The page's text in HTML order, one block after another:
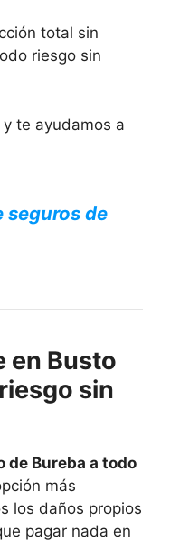
total sin
riesgo sin
te ayudamos a
seguros de
en Busto
sin
de Bureba a todo
más
los daños propios
pagar nada en